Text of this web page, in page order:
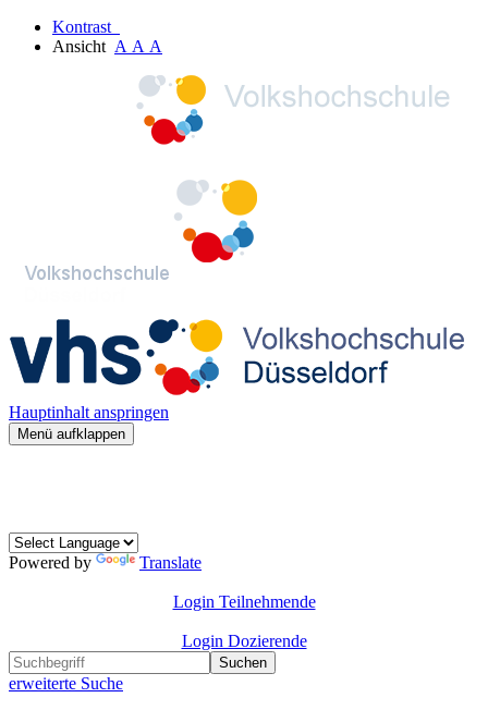
Kontrast
Ansicht A A A
Hauptinhalt anspringen
Menü aufklappen
Powered by Translate
Login Teilnehmende
Login Dozierende
Suchen
erweiterte Suche